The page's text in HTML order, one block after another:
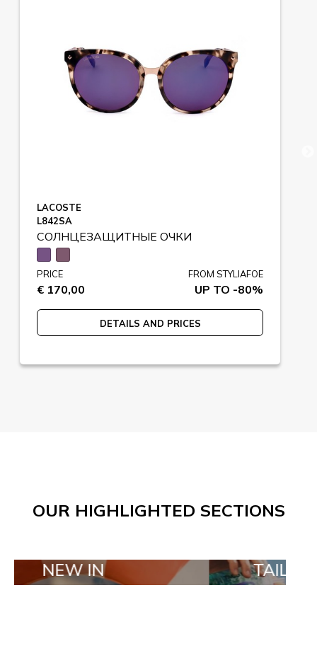
LACOSTE
L842SA
СОЛНЦЕЗАЩИТНЫЕ ОЧКИ
PRICE
€ 170,00
FROM STYLIAFOE
UP TO -80%
DETAILS AND PRICES
OUR HIGHLIGHTED SECTIONS
TAILOR MADE